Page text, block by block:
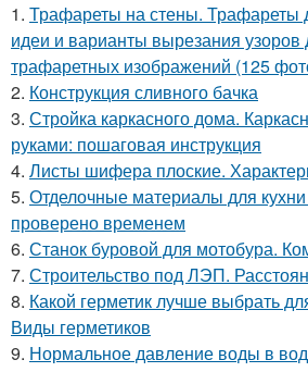
1. Трафареты на стены. Трафареты
идеи и варианты вырезания узоров
трафаретных изображений (125
2. Конструкция сливного бачка
3. Стройка каркасного дома.
руками: пошаговая инструкция
4. Листы шифера плоские.
5. Отделочные материалы для
проверено временем
6. Станок буровой для мотобура.
7. Строительство под ЛЭП.
8. Какой герметик лучше выбрать
Виды герметиков
9. Нормальное давление воды в